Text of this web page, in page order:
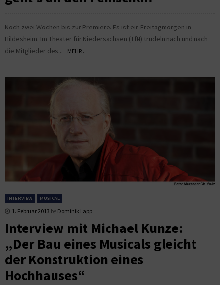
Noch zwei Wochen bis zur Premiere. Es ist ein Freitagmorgen in
Hildesheim. Im Theater für Niedersachsen (TfN) trudeln nach und nach
die Mitglieder des...
MEHR...
INTERVIEW MUSICAL
1. Februar 2013 by Dominik Lapp
Interview mit Michael Kunze:
„Der Bau eines Musicals gleicht
der Konstruktion eines
Hochhauses“